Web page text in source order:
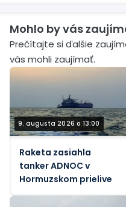
Mohlo by vás
Prečítajte si ďalšie
vás mohli zaujímať.
9. augusta 2026 o 13:00
Raketa zasiahla
tanker ADNOC v
Hormuzskom prielive